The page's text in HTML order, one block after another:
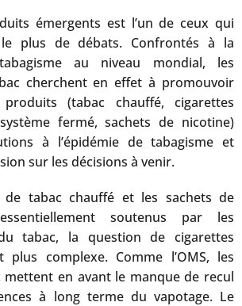
émergents est l’un de ceux qui
plus de débats. Confrontés à la
au niveau mondial, les
cherchent en effet à promouvoir
(tabac chauffé, cigarettes
fermé, sachets de nicotine)
à l’épidémie de tabagisme et
sur les décisions à venir.
de tabac chauffé et les sachets de
soutenus par les
tabac, la question de cigarettes
plus complexe. Comme l’OMS, les
en avant le manque de recul
à long terme du vapotage. Le